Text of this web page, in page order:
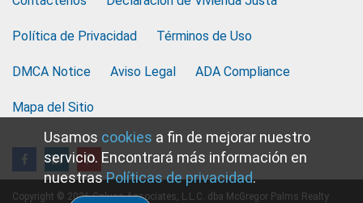
Política de Privacidad Términos de Uso
DMCA Notice Aviso Legal ADA Compliance
Mapa del Sitio
Copyright © 2026 Calusa Associates, L.L.C. dba McGregor Palms Realty
Usamos cookies a fin de mejorar nuestro
servicio. Encontrará más información en
nuestrasPolíticas de privacidad.